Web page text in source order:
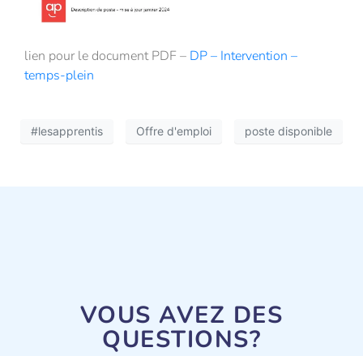
lien pour le document PDF – DP – Intervention –
temps-plein
#lesapprentis Offre d'emploi poste disponible
VOUS AVEZ DES
QUESTIONS?